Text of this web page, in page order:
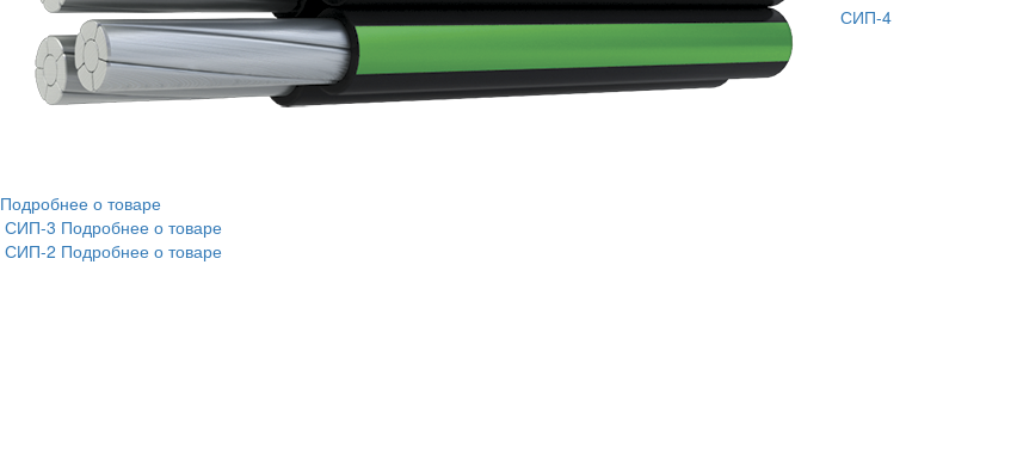
СИП-4
Подробнее о товаре
СИП-3 Подробнее о товаре
СИП-2 Подробнее о товаре